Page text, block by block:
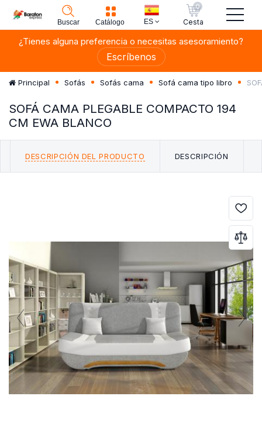
Buscar Catálogo ES
0
Cesta
¿Tienes alguna preferencia o necesitas asesoramiento?
Escríbenos
Principal Sofás Sofás cama Sofá cama tipo libro
SOFÁ CAMA PLEGABLE COMPACTO 194
CM EWA BLANCO
DESCRIPCIÓN DEL PRODUCTO DESCRIPCIÓN